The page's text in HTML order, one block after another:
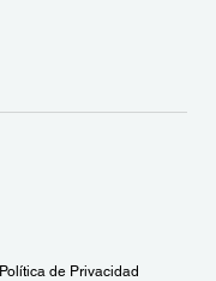
Política de Privacidad